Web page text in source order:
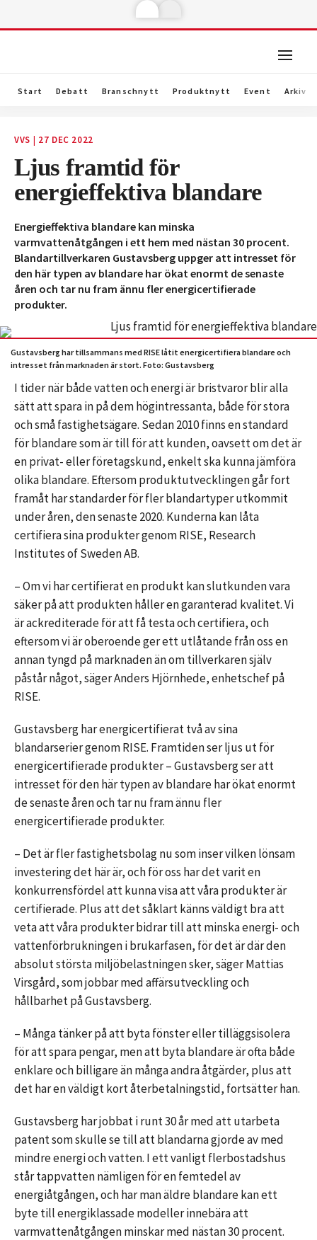
Start Debatt Branschnytt Produktnytt Event Arkiv
VVS | 27 DEC 2022
Ljus framtid för
energieffektiva blandare
Energieffektiva blandare kan minska
varmvattenåtgången i ett hem med nästan 30 procent.
Blandartillverkaren Gustavsberg uppger att intresset för
den här typen av blandare har ökat enormt de senaste
åren och tar nu fram ännu fler energicertifierade
produkter.
Gustavsberg har tillsammans med RISE låtit energicertifiera blandare och
intresset från marknaden är stort. Foto: Gustavsberg
I tider när både vatten och energi är bristvaror blir alla
sätt att spara in på dem högintressanta, både för stora
och små fastighetsägare. Sedan 2010 finns en standard
för blandare som är till för att kunden, oavsett om det är
en privat- eller företagskund, enkelt ska kunna jämföra
olika blandare. Eftersom produktutvecklingen går fort
framåt har standarder för fler blandartyper utkommit
under åren, den senaste 2020. Kunderna kan låta
certifiera sina produkter genom RISE, Research
Institutes of Sweden AB.
– Om vi har certifierat en produkt kan slutkunden vara
säker på att produkten håller en garanterad kvalitet. Vi
är ackrediterade för att få testa och certifiera, och
eftersom vi är oberoende ger ett utlåtande från oss en
annan tyngd på marknaden än om tillverkaren själv
påstår något, säger Anders Hjörnhede, enhetschef på
RISE.
Gustavsberg har energicertifierat två av sina
blandarserier genom RISE. Framtiden ser ljus ut för
energicertifierade produkter – Gustavsberg ser att
intresset för den här typen av blandare har ökat enormt
de senaste åren och tar nu fram ännu fler
energicertifierade produkter.
– Det är fler fastighetsbolag nu som inser vilken lönsam
investering det här är, och för oss har det varit en
konkurrensfördel att kunna visa att våra produkter är
certifierade. Plus att det såklart känns väldigt bra att
veta att våra produkter bidrar till att minska energi- och
vattenförbrukningen i brukarfasen, för det är där den
absolut största miljöbelastningen sker, säger Mattias
Virsgård, som jobbar med affärsutveckling och
hållbarhet på Gustavsberg.
– Många tänker på att byta fönster eller tilläggsisolera
för att spara pengar, men att byta blandare är ofta både
enklare och billigare än många andra åtgärder, plus att
det har en väldigt kort återbetalningstid, fortsätter han.
Gustavsberg har jobbat i runt 30 år med att utarbeta
patent som skulle se till att blandarna gjorde av med
mindre energi och vatten. I ett vanligt flerbostadshus
står tappvatten nämligen för en femtedel av
energiåtgången, och har man äldre blandare kan ett
byte till energiklassade modeller innebära att
varmvattenåtgången minskar med nästan 30 procent.